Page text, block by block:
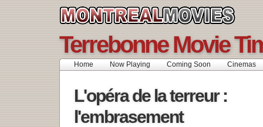
Terrebonne Movie
Home Now Playing Coming Soon Cinemas
L'opéra de la terreur :
l'embrasement